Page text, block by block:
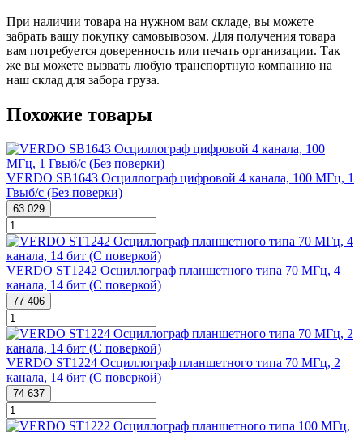
При наличии товара на нужном вам складе, вы можете
забрать вашу покупку самовывозом. Для получения товара
вам потребуется доверенность или печать организации. Так
же вы можете вызвать любую транспортную компанию на
наш склад для забора груза.
Похожие товары
VERDO SB1643 Осциллограф цифровой 4 канала, 100 МГц, 1
Гвыб/с (Без поверки)
63 029
VERDO ST1242 Осциллограф планшетного типа 70 МГц, 4
канала, 14 бит (С поверкой)
77 406
VERDO ST1224 Осциллограф планшетного типа 70 МГц, 2
канала, 14 бит (С поверкой)
74 637